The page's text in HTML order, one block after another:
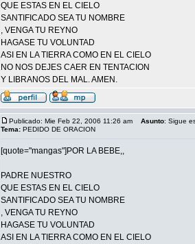
QUE ESTAS EN EL CIELO
SANTIFICADO SEA TU NOMBRE
, VENGA TU REYNO
HAGASE TU VOLUNTAD
ASI EN LA TIERRA COMO EN EL CIELO
NO NOS DEJES CAER EN TENTACION
Y LIBRANOS DEL MAL. AMEN.
Publicado: Mie Feb 22, 2006 11:26 am Asunto: Sigue
Tema: PEDIDO DE ORACION
[quote="mangas"]POR LA BEBE,,
PADRE NUESTRO
QUE ESTAS EN EL CIELO
SANTIFICADO SEA TU NOMBRE
, VENGA TU REYNO
HAGASE TU VOLUNTAD
ASI EN LA TIERRA COMO EN EL CIELO